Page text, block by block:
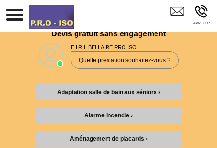
Devis gratuit sans engagement
E.I.R.L BELLAIRE PRO ISO
Quelle prestation souhaitez-vous ?
Adaptation salle de bain aux séniors ›
Alarme incendie ›
Aménagement de placards ›